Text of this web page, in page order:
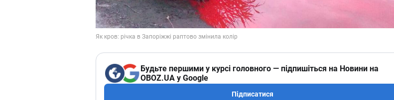
Будьте першими у курсі головного — підпишіться на Новини на
OBOZ.UA у Google
Підписатися